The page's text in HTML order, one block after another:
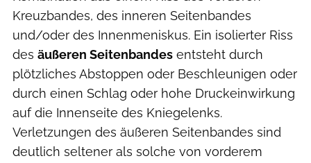
Kreuzbandes, des inneren Seitenbandes
und/oder des Innenmeniskus. Ein isolierter Riss
des äußeren Seitenbandes entsteht durch
plötzliches Abstoppen oder Beschleunigen oder
durch einen Schlag oder hohe Druckeinwirkung
auf die Innenseite des Kniegelenks.
Verletzungen des äußeren Seitenbandes sind
deutlich seltener als solche von vorderem